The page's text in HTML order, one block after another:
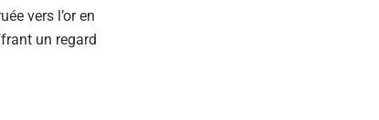
vers l’or en
un regard